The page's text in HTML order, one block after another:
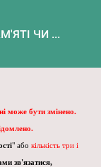
ЧИ ...
може бути змінено.
" або кількість три і
зв'язатися,